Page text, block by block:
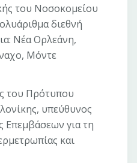
του Νοσοκομείου
διεθνή
Νέα Ορλεάνη,
Μόντε
του Πρότυπου
υπεύθυνος
Επεμβάσεων για τη
και